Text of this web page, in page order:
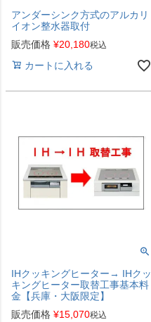
アンダーシンク方式のアルカリ
イオン整水器取付
販売価格 ¥20,180税込
カートに入れる
IHクッキングヒーター→ IHクッ
キングヒーター取替工事基本料
金【兵庫・大阪限定】
販売価格 ¥15,070税込